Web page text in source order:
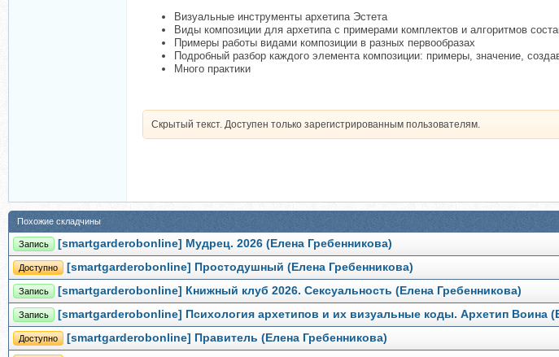
Визуальные инструменты архетипа Эстета
Виды композиции для архетипа с примерами комплектов и алгоритмов
Примеры работы видами композиции в разных первообразах
Подробный разбор каждого элемента композиции: примеры, значение,
Много практики
Скрытый текст. Доступен только зарегистрированным пользователям.
Похожие складчины
Запись [smartgarderobonline] Мудрец. 2026 (Елена Гребенникова)
Доступно [smartgarderobonline] Простодушный (Елена Гребенникова)
Запись [smartgarderobonline] Книжный клуб 2026. Сексуальность (Елена Гребенникова)
Запись [smartgarderobonline] Психология архетипов и их визуальные коды. Архетип Воина
Доступно
[smartgarderobonline] Правитель (Елена Гребенникова)